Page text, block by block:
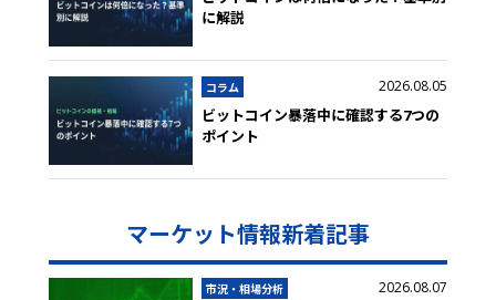
に解説
コラム 2026.08.05
ビットコイン暴落中に確認する7つの
ポイント
マーケット情報新着記事
市況・相場分析 2026.08.07